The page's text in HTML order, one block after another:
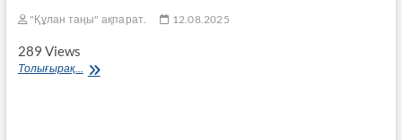
"Құлан таңы" ақпарат. 12.08.2025
289 Views
Толығырақ... Т.РЫСҚҰЛОВ